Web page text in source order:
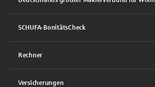
SCHUFA-BonitätsCheck
Rechner
Versicherungen